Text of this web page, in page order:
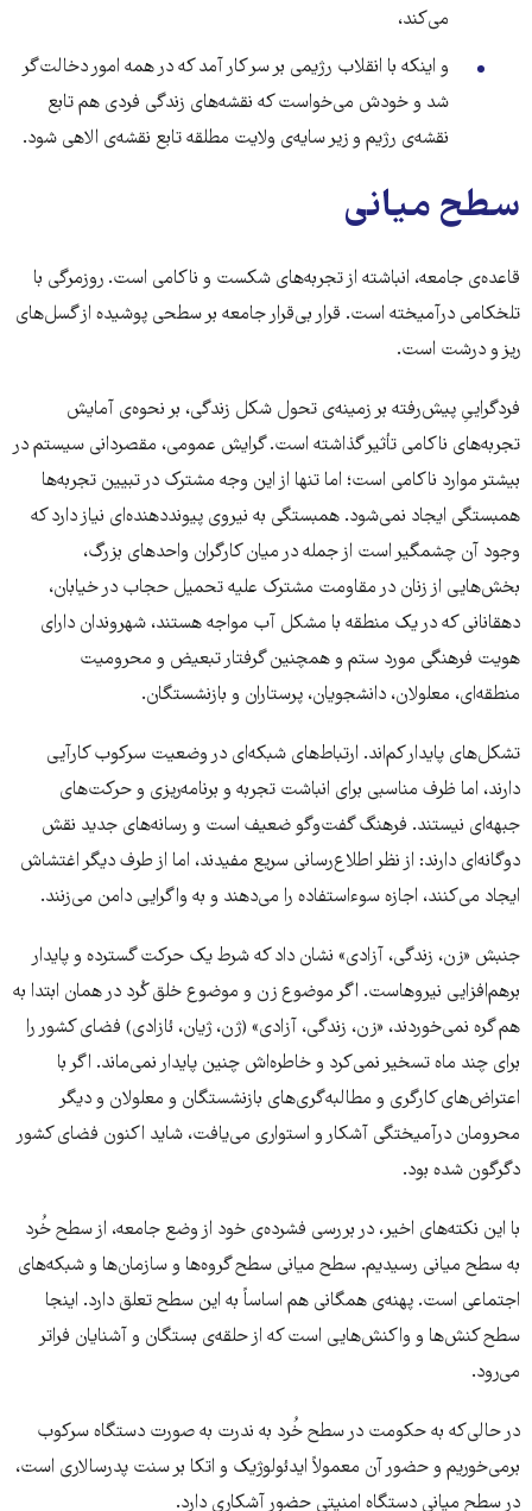
می‌کند،
و اینکه با انقلاب رژیمی بر سر کار آمد که در همه امور دخالت‌گر
شد و خودش می‌خواست که نقشه‌های زندگی فردی هم تابع
نقشه‌ی رژیم و زیر سایه‌ی ولایت مطلقه تابع نقشه‌ی الاهی شود.
سطح میانی
قاعده‌ی جامعه، انباشته از تجربه‌های شکست و ناکامی است. روزمرگی با
تلخکامی درآمیخته است. قرار بی‌قرار جامعه بر سطحی پوشیده از گسل‌های
ریز و درشت است.
فردگراییِ پیش‌رفته بر زمینه‌ی تحول شکل زندگی، بر نحوه‌ی آمایش
تجربه‌های ناکامی تأثیر گذاشته است. گرایش عمومی، مقصردانی سیستم در
بیشتر موارد ناکامی است؛ اما تنها از این وجه مشترک در تبیین تجربه‌ها
همبستگی ایجاد نمی‌شود. همبستگی به نیروی پیونددهنده‌ای نیاز دارد که
وجود آن چشمگیر است از جمله در میان کارگران واحدهای بزرگ،
بخش‌هایی از زنان در مقاومت مشترک علیه تحمیل حجاب در خیابان،
دهقانانی که در یک منطقه با مشکل آب مواجه هستند، شهروندان دارای
هویت فرهنگی مورد ستم و همچنین گرفتار تبعیض و محرومیت
منطقه‌ای، معلولان، دانشجویان، پرستاران و بازنشستگان.
تشکل‌های پایدار کم‌اند. ارتباط‌های شبکه‌ای در وضعیت سرکوب کارآیی
دارند، اما ظرف مناسبی برای انباشت تجربه و برنامه‌ریزی و حرکت‌های
جبهه‌ای نیستند. فرهنگ گفت‌وگو ضعیف است و رسانه‌های جدید نقش
دوگانه‌ای دارند: از نظر اطلاع‌رسانی سریع مفیدند، اما از طرف دیگر اغتشاش
ایجاد می‌کنند، اجازه سوءاستفاده را می‌دهند و به واگرایی دامن می‌زنند.
جنبش «زن، زندگی، آزادی» نشان داد که شرط یک حرکت گسترده و پایدار
برهم‌افزایی نیروهاست. اگر موضوع زن و موضوع خلق کُرد در همان ابتدا به
هم گره نمی‌خوردند، «زن، زندگی، آزادی» (ژن، ژیان، ئازادی) فضای کشور را
برای چند ماه تسخیر نمی‌کرد و خاطره‌اش چنین پایدار نمی‌ماند. اگر با
اعتراض‌های کارگری و مطالبه‌گری‌های بازنشستگان و معلولان و دیگر
محرومان درآمیختگی آشکار و استواری می‌یافت، شاید اکنون فضای کشور
دگرگون شده بود.
با این نکته‌های اخیر، در بررسی فشرده‌ی خود از وضع جامعه، از سطح خُرد
به سطح میانی رسیدیم. سطح میانی سطح گروه‌ها و سازمان‌ها و شبکه‌های
اجتماعی است. پهنه‌‌ی همگانی هم اساساً به این سطح تعلق دارد. اینجا
سطح کنش‌ها و واکنش‌هایی است که از حلقه‌ی بستگان و آشنایان فراتر
می‌رود.
در حالی‌که به حکومت در سطح خُرد به ندرت به صورت دستگاه سرکوب
برمی‌خوریم و حضور آن معمولاً ایدئولوژیک و اتکا بر سنت پدرسالاری است،
در سطح میانی دستگاه امنیتی حضور آشکاری دارد.